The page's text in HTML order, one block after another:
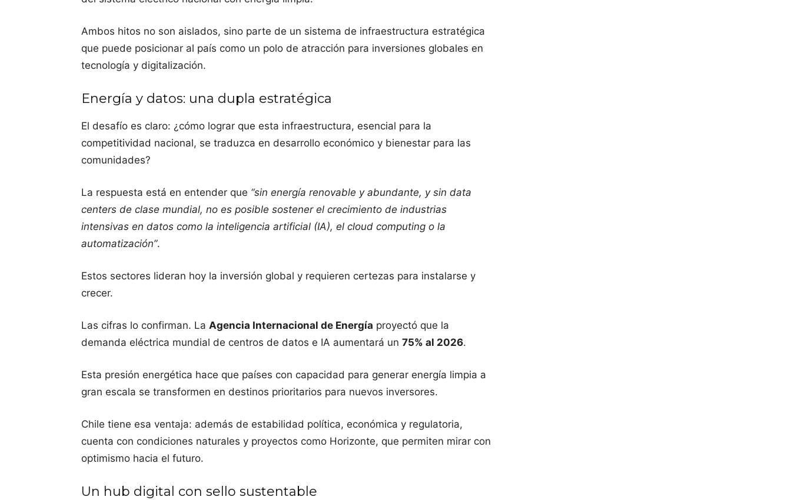
Ambos hitos no son aislados, sino parte de un sistema de infraestructura estratégica
que puede posicionar al país como un polo de atracción para inversiones globales en
tecnología y digitalización.
Energía y datos: una dupla estratégica
El desafío es claro: ¿cómo lograr que esta infraestructura, esencial para la
competitividad nacional, se traduzca en desarrollo económico y bienestar para las
comunidades?
La respuesta está en entender que “sin energía renovable y abundante, y sin data
centers de clase mundial, no es posible sostener el crecimiento de industrias
intensivas en datos como la inteligencia artificial (IA), el cloud computing o la
automatización”.
Estos sectores lideran hoy la inversión global y requieren certezas para instalarse y
crecer.
Las cifras lo confirman. La Agencia Internacional de Energía proyectó que la
demanda eléctrica mundial de centros de datos e IA aumentará un 75% al 2026.
Esta presión energética hace que países con capacidad para generar energía limpia a
gran escala se transformen en destinos prioritarios para nuevos inversores.
Chile tiene esa ventaja: además de estabilidad política, económica y regulatoria,
cuenta con condiciones naturales y proyectos como Horizonte, que permiten mirar con
optimismo hacia el futuro.
Un hub digital con sello sustentable